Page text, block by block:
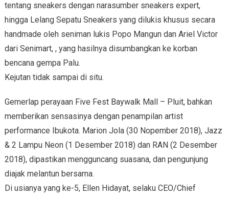
tentang sneakers dengan narasumber sneakers expert,
hingga Lelang Sepatu Sneakers yang dilukis khusus secara
handmade oleh seniman lukis Popo Mangun dan Ariel Victor
dari Senimart, , yang hasilnya disumbangkan ke korban
bencana gempa Palu.
Kejutan tidak sampai di situ.
Gemerlap perayaan Five Fest Baywalk Mall – Pluit, bahkan
memberikan sensasinya dengan penampilan artist
performance Ibukota. Marion Jola (30 Nopember 2018), Jazz
& 2 Lampu Neon (1 Desember 2018) dan RAN (2 Desember
2018), dipastikan mengguncang suasana, dan pengunjung
diajak melantun bersama.
Di usianya yang ke-5, Ellen Hidayat, selaku CEO/Chief